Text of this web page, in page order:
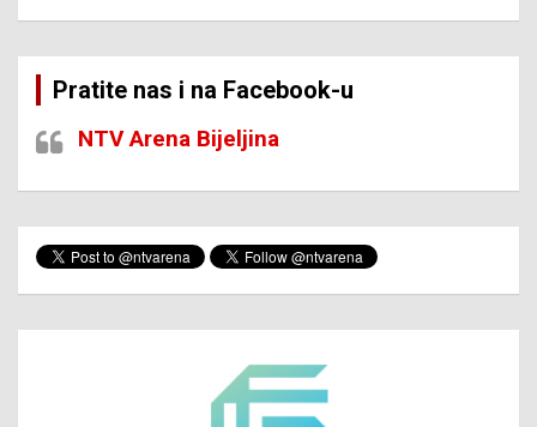
Pratite nas i na Facebook-u
NTV Arena Bijeljina